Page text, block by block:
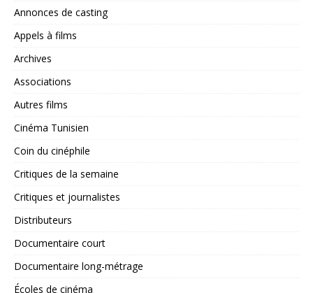
Annonces de casting
Appels à films
Archives
Associations
Autres films
Cinéma Tunisien
Coin du cinéphile
Critiques de la semaine
Critiques et journalistes
Distributeurs
Documentaire court
Documentaire long-métrage
Écoles de cinéma